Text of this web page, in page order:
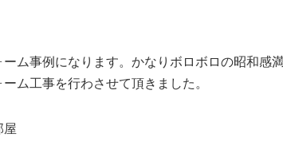
ム事例になります。かなりボロボロの昭和感
ム工事を行わさせて頂きました。